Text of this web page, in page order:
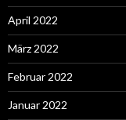
April 2022
März 2022
Februar 2022
Januar 2022